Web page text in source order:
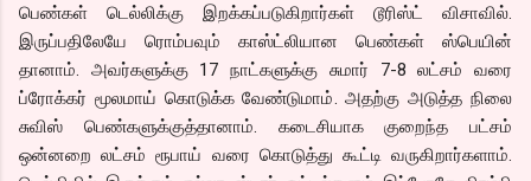
பெண்கள் டெல்லிக்கு இறக்கப்படுகிறார்கள் டூரிஸ்ட் விசாவில்.
இருப்பதிலேயே ரொம்பவும் காஸ்ட்லியான பெண்கள் ஸ்பெயின்
தானாம். அவர்களுக்கு 17 நாட்களுக்கு சுமார் 7-8 லட்சம் வரை
ப்ரோக்கர் மூலமாய் கொடுக்க வேண்டுமாம். அதற்கு அடுத்த நிலை
சுவிஸ் பெண்களுக்குத்தானாம். கடைசியாக குறைந்த பட்சம்
ஒன்னறை லட்சம் ரூபாய் வரை கொடுத்து கூட்டி வருகிறார்களாம்.